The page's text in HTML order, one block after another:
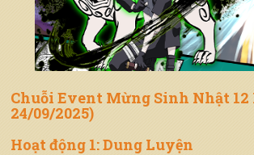
Chuỗi Event Mừng Sinh Nhật 12
24/09/2025)
Hoạt động 1: Dung Luyện